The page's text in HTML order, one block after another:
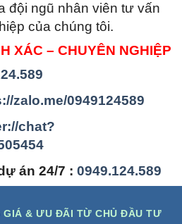
đội ngũ nhân viên tư vấn
của chúng tôi.
XÁC – CHUYÊN NGHIỆP
zalo.me/0949124589
chat?
án 24/7 :0949.124.589
GIÁ & ƯU ĐÃI TỪ CHỦ ĐẦU TƯ